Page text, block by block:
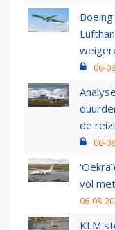
06-
de
06-
vol
06-08-
KLM